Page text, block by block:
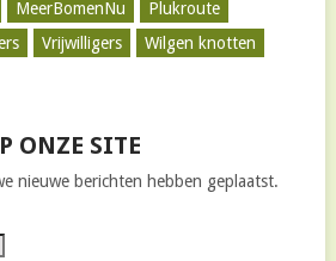
MeerBomenNu
Plukroute
Vrijwilligers
Wilgen knotten
ONZE SITE
nieuwe berichten hebben geplaatst.